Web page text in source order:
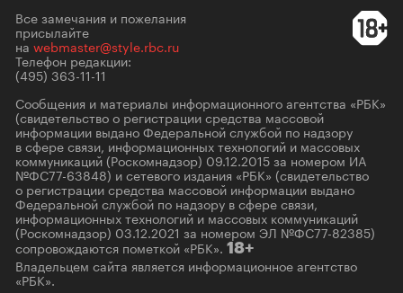
Все замечания и пожелания
присылайте
на webmaster@style.rbc.ru
Телефон редакции:
(495) 363-11-11
Сообщения и материалы информационного агентства «РБК»
(свидетельство о регистрации средства массовой
информации выдано Федеральной службой по надзору
в сфере связи, информационных технологий и массовых
коммуникаций (Роскомнадзор) 09.12.2015 за номером ИА
№ФС77-63848) и сетевого издания «РБК» (свидетельство
о регистрации средства массовой информации выдано
Федеральной службой по надзору в сфере связи,
информационных технологий и массовых коммуникаций
(Роскомнадзор) 03.12.2021 за номером ЭЛ №ФС77-82385)
сопровождаются пометкой «РБК». 18+
Владельцем сайта является информационное агентство
«РБК».